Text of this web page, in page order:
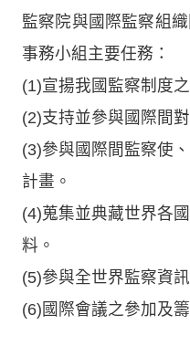
監察院與國際監察組
事務小組主要任務：
(1)宣揚我國監察制度
(2)支持並參與國際間
(3)參與國際間監察使
計畫。
(4)蒐集並典藏世界各
料。
(5)參與全世界監察資
(6)國際會議之參加及籌